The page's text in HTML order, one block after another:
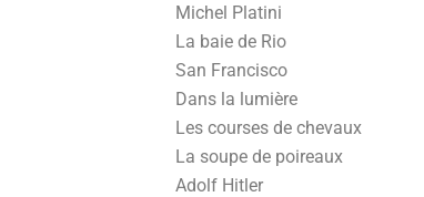
Michel Platini
La baie de Rio
San Francisco
Dans la lumière
Les courses de chevaux
La soupe de poireaux
Adolf Hitler